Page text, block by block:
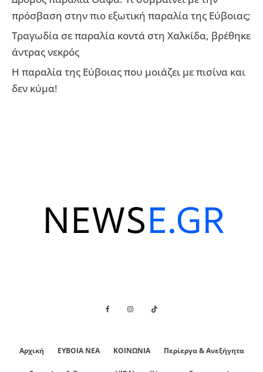
πρόσβαση στην πιο εξωτική παραλία της Εύβοιας;
Τραγωδία σε παραλία κοντά στη Χαλκίδα, βρέθηκε
άντρας νεκρός
Η παραλία της Εύβοιας που μοιάζει με πισίνα και
δεν κύμα!
Αρχική ΕΥΒΟΙΑ ΝΕΑ ΚΟΙΝΩΝΙΑ Περίεργα & Ανεξήγητα